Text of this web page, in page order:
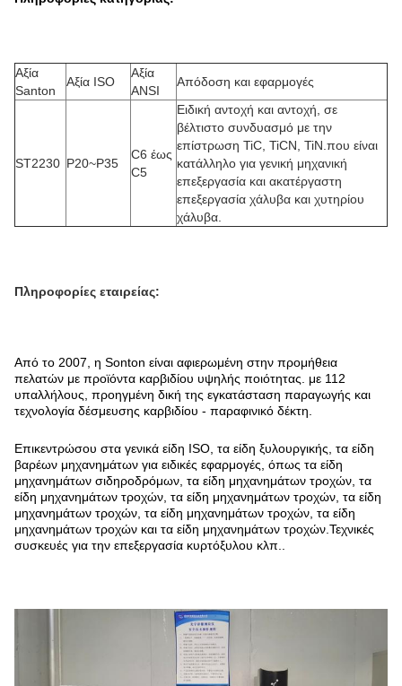
Αξία
Santon
Αξία ISO
Αξία
ANSI
Απόδοση και εφαρμογές
ST2230 P20~P35
C6 έως
C5
Ειδική αντοχή και αντοχή, σε
βέλτιστο συνδυασμό με την
επίστρωση TiC, TiCN, TiN.που είναι
κατάλληλο για γενική μηχανική
επεξεργασία και ακατέργαστη
επεξεργασία χάλυβα και χυτηρίου
χάλυβα.
Πληροφορίες εταιρείας:
Από το 2007, η Sonton είναι αφιερωμένη στην προμήθεια
πελατών με προϊόντα καρβιδίου υψηλής ποιότητας. με 112
υπαλλήλους, προηγμένη δική της εγκατάσταση παραγωγής και
τεχνολογία δέσμευσης καρβιδίου - παραφινικό δέκτη.
Επικεντρώσου στα γενικά είδη ISO, τα είδη ξυλουργικής, τα είδη
βαρέων μηχανημάτων για ειδικές εφαρμογές, όπως τα είδη
μηχανημάτων σιδηροδρόμων, τα είδη μηχανημάτων τροχών, τα
είδη μηχανημάτων τροχών, τα είδη μηχανημάτων τροχών, τα είδη
μηχανημάτων τροχών, τα είδη μηχανημάτων τροχών, τα είδη
μηχανημάτων τροχών και τα είδη μηχανημάτων τροχών.Τεχνικές
συσκευές για την επεξεργασία κυρτόξυλου κλπ..